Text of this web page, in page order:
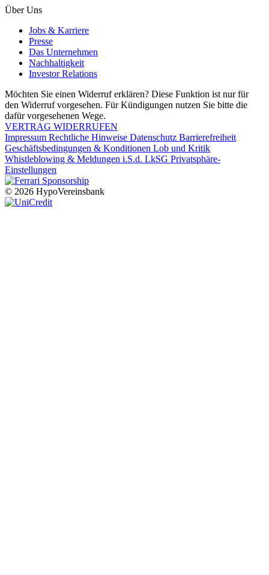
Über Uns
Jobs & Karriere
Presse
Das Unternehmen
Nachhaltigkeit
Investor Relations
Möchten Sie einen Widerruf erklären? Diese Funktion ist nur für
den Widerruf vorgesehen. Für Kündigungen nutzen Sie bitte die
dafür vorgesehenen Wege.
VERTRAG WIDERRUFEN
Impressum Rechtliche Hinweise Datenschutz Barrierefreiheit
Geschäftsbedingungen & Konditionen Lob und Kritik
Whistleblowing & Meldungen i.S.d. LkSG Privatsphäre-
Einstellungen
© 2026 HypoVereinsbank